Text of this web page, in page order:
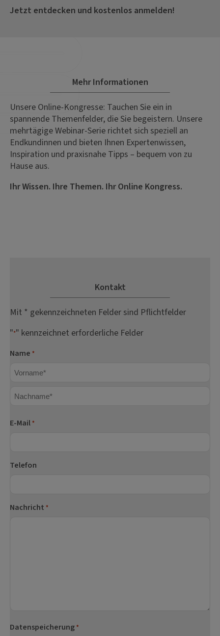
Jetzt entdecken und kostenlos anmelden!
Mehr Informationen
Unsere Online-Kongresse: Tauchen Sie ein in
spannende Themenfelder, die Sie begeistern. Unsere
mehrtägige Webinar-Serie richtet sich speziell an
Endkundinnen und bieten Ihnen Expertenwissen,
Inspiration und praxisnahe Tipps – bequem von zu
Hause aus.
Ihr Wissen. Ihre Themen. Ihr Online Kongress.
Kontakt
Mit * gekennzeichneten Felder sind Pflichtfelder
"*" kennzeichnet erforderliche Felder
Name *
E-Mail *
Telefon
Nachricht *
Datenspeicherung *